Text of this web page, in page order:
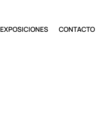
EXPOSICIONES CONTACTO